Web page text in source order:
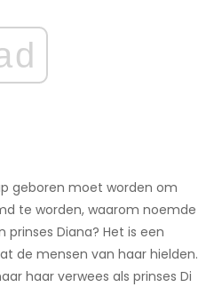
geboren moet worden om
te worden, waarom noemde
prinses Diana? Het is een
de mensen van haar hielden.
haar verwees als prinses Di